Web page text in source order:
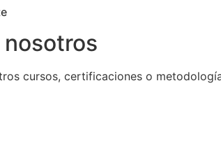
cursos, certificaciones o